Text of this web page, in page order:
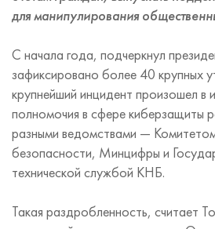
для манипулирования
С начала года, подчеркнул
зафиксировано более 40 крупных
крупнейший инцидент произошел
полномочия в сфере киберзащиты
разными ведомствами —
безопасности, Минцифры и
технической службой КНБ.
Такая раздробленность, считает